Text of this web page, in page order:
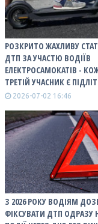
РОЗКРИТО ЖАХЛИВУ
ДТП ЗА УЧАСТЮ ВОДІЇВ
ЕЛЕКТРОСАМОКАТІВ -
ТРЕТІЙ УЧАСНИК Є
2026-07-02 16:46
З 2026 РОКУ ВОДІЯМ
ФІКСУВАТИ ДТП ОДРАЗУ